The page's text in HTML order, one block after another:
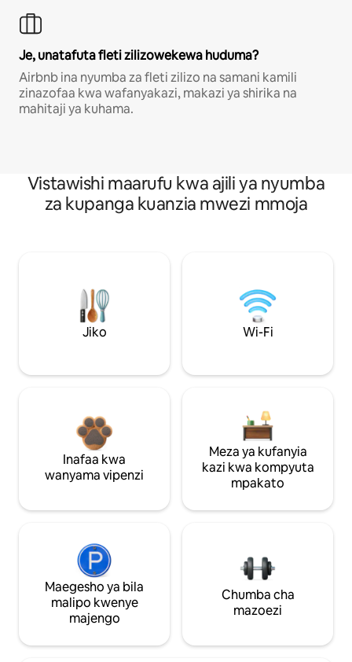
Je, unatafuta fleti zilizowekewa huduma?
Airbnb ina nyumba za fleti zilizo na samani kamili
zinazofaa kwa wafanyakazi, makazi ya shirika na
mahitaji ya kuhama.
Vistawishi maarufu kwa ajili ya nyumba
za kupanga kuanzia mwezi mmoja
Jiko Wi-Fi
Inafaa kwa
wanyama vipenzi
Meza ya kufanyia
kazi kwa kompyuta
mpakato
Maegesho ya bila
malipo kwenye
majengo
Chumba cha
mazoezi